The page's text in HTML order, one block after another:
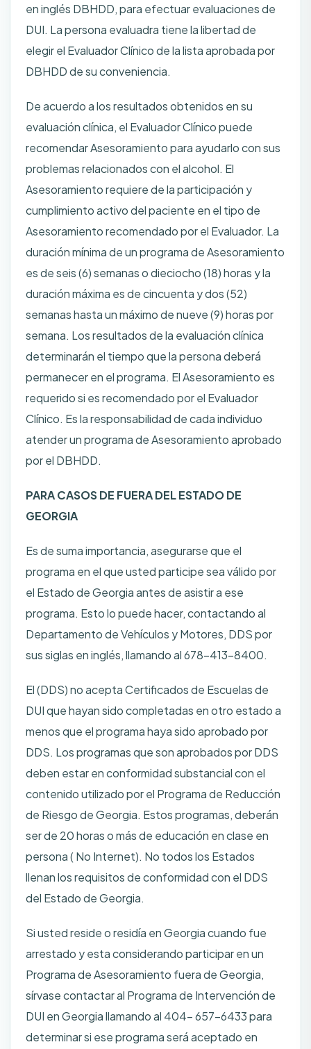
en inglés DBHDD, para efectuar evaluaciones de
DUI. La persona evaluadra tiene la libertad de
elegir el Evaluador Clínico de la lista aprobada por
DBHDD de su conveniencia.
De acuerdo a los resultados obtenidos en su
evaluación clínica, el Evaluador Clínico puede
recomendar Asesoramiento para ayudarlo con sus
problemas relacionados con el alcohol. El
Asesoramiento requiere de la participación y
cumplimiento activo del paciente en el tipo de
Asesoramiento recomendado por el Evaluador. La
duración mínima de un programa de Asesoramiento
es de seis (6) semanas o dieciocho (18) horas y la
duración máxima es de cincuenta y dos (52)
semanas hasta un máximo de nueve (9) horas por
semana. Los resultados de la evaluación clínica
determinarán el tiempo que la persona deberá
permanecer en el programa. El Asesoramiento es
requerido si es recomendado por el Evaluador
Clínico. Es la responsabilidad de cada individuo
atender un programa de Asesoramiento aprobado
por el DBHDD.
PARA CASOS DE FUERA DEL ESTADO DE
GEORGIA
Es de suma importancia, asegurarse que el
programa en el que usted participe sea válido por
el Estado de Georgia antes de asistir a ese
programa. Esto lo puede hacer, contactando al
Departamento de Vehículos y Motores, DDS por
sus siglas en inglés, llamando al 678-413-8400.
El (DDS) no acepta Certificados de Escuelas de
DUI que hayan sido completadas en otro estado a
menos que el programa haya sido aprobado por
DDS. Los programas que son aprobados por DDS
deben estar en conformidad substancial con el
contenido utilizado por el Programa de Reducción
de Riesgo de Georgia. Estos programas, deberán
ser de 20 horas o más de educación en clase en
persona ( No Internet). No todos los Estados
llenan los requisitos de conformidad con el DDS
del Estado de Georgia.
Si usted reside o residía en Georgia cuando fue
arrestado y esta considerando participar en un
Programa de Asesoramiento fuera de Georgia,
sírvase contactar al Programa de Intervención de
DUI en Georgia llamando al 404- 657-6433 para
determinar si ese programa será aceptado en